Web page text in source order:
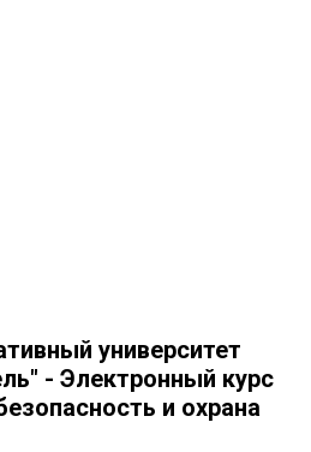
университет
- Электронный курс
и охрана